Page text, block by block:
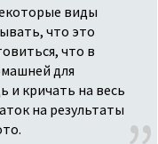
виды
что это
что в
для
и кричать на весь
на результаты